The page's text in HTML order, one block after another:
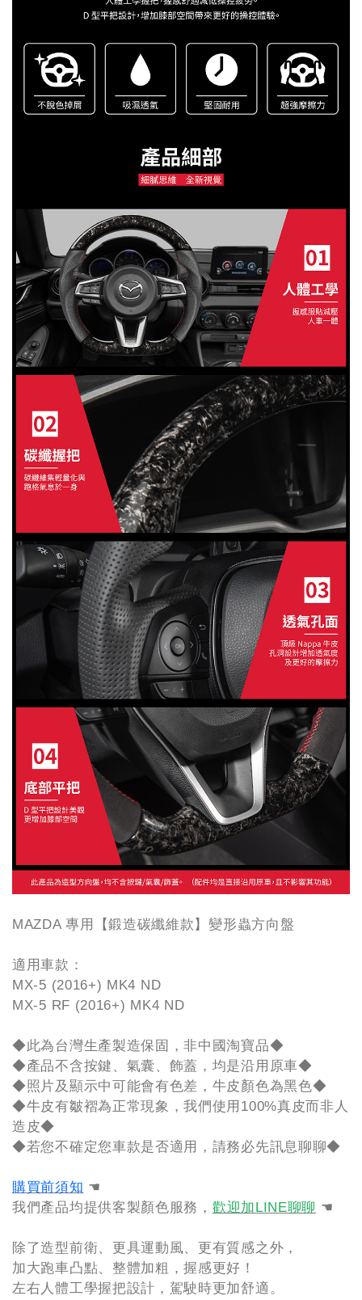
MAZDA 專用【鍛造碳纖維款】變形蟲方向盤
適用車款：
MX-5 (2016+) MK4 ND
MX-5 RF (2016+) MK4 ND
◆此為台灣生產製造保固，非中國淘寶品◆
◆產品不含按鍵、氣囊、飾蓋，均是沿用原車◆
◆照片及顯示中可能會有色差，牛皮顏色為黑色◆
◆牛皮有皺褶為正常現象，我們使用100%真皮而非人
造皮◆
◆若您不確定您車款是否適用，請務必先訊息聊聊◆
購買前須知 ☚
我們產品均提供客製顏色服務， 歡迎加LINE聊聊 ☚
除了造型前衛、更具運動風、更有質感之外，
加大跑車凸點、整體加粗，握感更好！
左右人體工學握把設計，駕駛時更加舒適。